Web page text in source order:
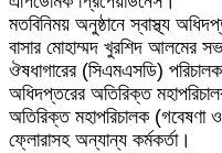
মতবিনিময় অনুষ্ঠানে স্বাস্থ্য
বাসার মোহাম্মদ খুরশিদ আলমের
ঔষধাগারের (সিএমএসডি)
অধিদপ্তরের অতিরিক্ত
অতিরিক্ত মহাপরিচালক (গবেষণা
ফ্লোরাসহ অন্যান্য কর্মকর্তা।